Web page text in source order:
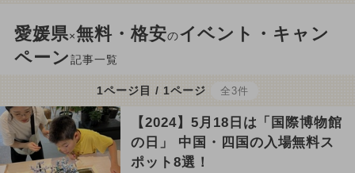
愛媛県×無料・格安のイベント・キャン
ペーン記事一覧
1ページ目 / 1ページ 全3件
【2024】5月18日は「国際博物館
の日」 中国・四国の入場無料ス
ポット8選！